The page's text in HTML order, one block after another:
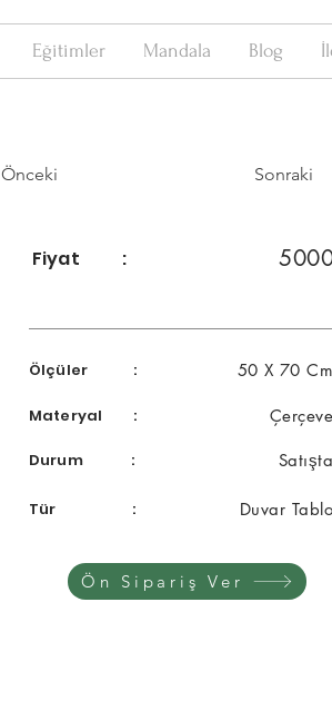
Eğitimler Mandala Blog
Önceki Sonraki
Fiyat :
Ölçüler :
Materyal :
Durum :
Tür :
50 X 70 Cm
Çerçeve
Satışta
Duvar Tablo
Ön Sipariş Ver